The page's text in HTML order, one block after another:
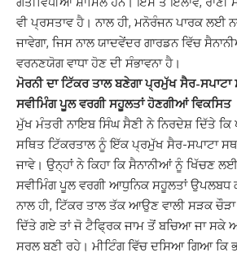
ਵੀ ਪ੍ਰਸਤਾਵ ਹੈ। ਨਾਲ ਹੀ, ਮਨੋਰੰਜਨ ਪਾਰਕ ਲਈ
ਜਾਵੇਗਾ, ਜਿਸ ਨਾਲ ਯਾਦਵੇਂਦਰ ਗਾਰਡਨ ਵਿੱਚ
ਵਰਨਣਯੋਗ ਵਾਧਾ ਹੋਣ ਦੀ ਸੰਭਾਵਨਾ ਹੈ।
ਮੋਰਨੀ ਦਾ ਟਿੱਕਰ ਤਾਲ ਬਣੇਗਾ ਪ੍ਰਮੁੱਖ ਸੈਰ-
ਸਵੀਮਿੰਗ ਪੂਲ ਵਰਗੀ ਸਹੂਲਤਾਂ ਹੋਣਗੀਆਂ ਵਿਕਸਿਤ
ਮੁੱਖ ਮੰਤਰੀ ਨਾਇਬ ਸਿੰਘ ਸੈਣੀ ਨੇ ਨਿਰਦੇਸ਼ ਦਿੱਤੇ ਕਿ
ਸਥਿਤ ਟਿੱਕਰਤਾਲ ਨੂੰ ਇੱਕ ਪ੍ਰਮੁੱਖ ਸੈਰ-ਸਪਾਟਾ
ਜਾਵੇ। ਉਨ੍ਹਾਂ ਨੇ ਕਿਹਾ ਕਿ ਸੈਨਾਨੀਆਂ ਨੂੰ ਖਿੱਚਣ
ਸਵੀਮਿੰਗ ਪੂਲ ਵਰਗੀ ਆਧੁਨਿਕ ਸਹੂਲਤਾਂ
ਨਾਲ ਹੀ, ਟਿੱਕਰ ਤਾਲ ਤੱਕ ਆਉਣ ਵਾਲੀ ਸੜਕ
ਦਿੱਤੇ ਗਏ ਤਾਂ ਜੋ ਟੈਫ੍ਰਿਕ ਜਾਮ ਤੋਂ ਬਚਿਆ ਜਾ ਸਕੇ
ਸਰਲ ਬਣੀ ਰਹੇ। ਮੀਟਿੰਗ ਵਿੱਚ ਦਸਿਆ ਗਿਆ ਕਿ